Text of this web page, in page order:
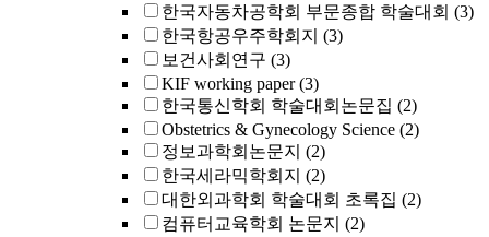
한국자동차공학회 부문종합 학술대회 (3)
한국항공우주학회지 (3)
보건사회연구 (3)
KIF working paper (3)
한국통신학회 학술대회논문집 (2)
Obstetrics & Gynecology Science (2)
정보과학회논문지 (2)
한국세라믹학회지 (2)
대한외과학회 학술대회 초록집 (2)
컴퓨터교육학회 논문지 (2)